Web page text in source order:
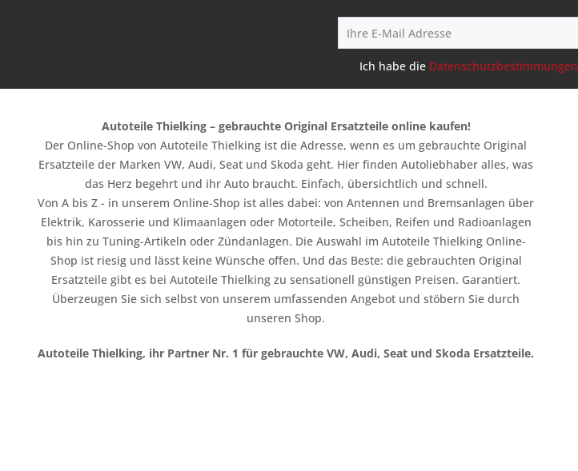
Ich habe die Datenschutzbestimmungen
Autoteile Thielking – gebrauchte Original Ersatzteile online kaufen!
Der Online-Shop von Autoteile Thielking ist die Adresse, wenn es um gebrauchte Original
Ersatzteile der Marken VW, Audi, Seat und Skoda geht. Hier finden Autoliebhaber alles, was
das Herz begehrt und ihr Auto braucht. Einfach, übersichtlich und schnell.
Von A bis Z - in unserem Online-Shop ist alles dabei: von Antennen und Bremsanlagen über
Elektrik, Karosserie und Klimaanlagen oder Motorteile, Scheiben, Reifen und Radioanlagen
bis hin zu Tuning-Artikeln oder Zündanlagen. Die Auswahl im Autoteile Thielking Online-
Shop ist riesig und lässt keine Wünsche offen. Und das Beste: die gebrauchten Original
Ersatzteile gibt es bei Autoteile Thielking zu sensationell günstigen Preisen. Garantiert.
Überzeugen Sie sich selbst von unserem umfassenden Angebot und stöbern Sie durch
unseren Shop.
Autoteile Thielking, ihr Partner Nr. 1 für gebrauchte VW, Audi, Seat und Skoda Ersatzteile.